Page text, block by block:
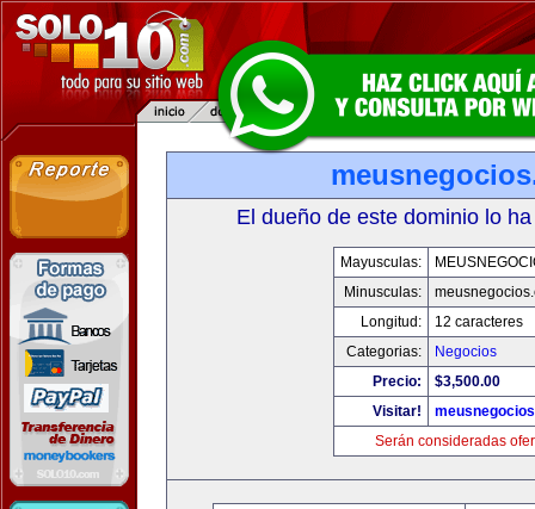
El dueño de este dominio lo
Mayusculas:
Minusculas:
Longitud:
12 caracteres
Categorias:
Negocios
Precio:
$3,500.00
Visitar!
Serán consideradas